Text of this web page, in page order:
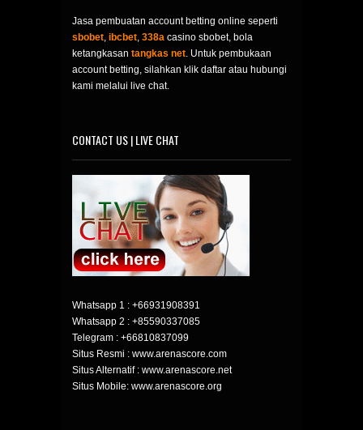
Jasa pembuatan account betting online seperti
sbobet, ibcbet, 338a casino sbobet, bola
ketangkasan tangkas net. Untuk pembukaan
account betting, silahkan klik daftar atau hubungi
kami melalui live chat.
CONTACT US | LIVE CHAT
Whatsapp 1 : +66931908391
Whatsapp 2 : +85590337085
Telegram : +66810837099
Situs Resmi : www.arenascore.com
Situs Alternatif : www.arenascore.net
Situs Mobile: www.arenascore.org